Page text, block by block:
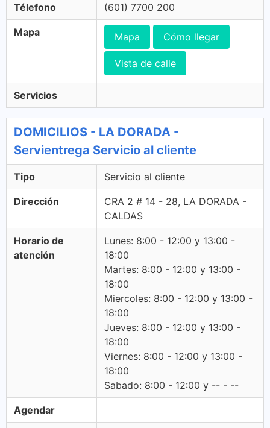
Télefono (601) 7700 200
Mapa Mapa Cómo llegar
Vista de calle
Servicios
DOMICILIOS - LA DORADA -
Servientrega Servicio al cliente
Tipo Servicio al cliente
Dirección
CRA 2 # 14 - 28, LA DORADA -
CALDAS
Horario de
atención
Lunes: 8:00 - 12:00 y 13:00 -
18:00
Martes: 8:00 - 12:00 y 13:00 -
18:00
Miercoles: 8:00 - 12:00 y 13:00 -
18:00
Jueves: 8:00 - 12:00 y 13:00 -
18:00
Viernes: 8:00 - 12:00 y 13:00 -
18:00
Sabado: 8:00 - 12:00 y -- - --
Agendar